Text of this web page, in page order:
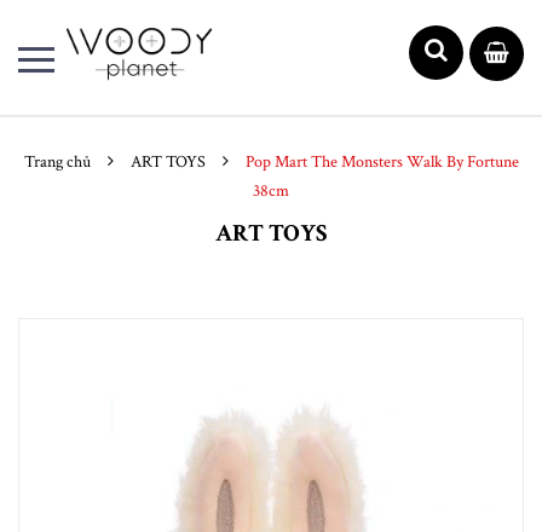
Trang chủ ART TOYS
Pop Mart The Monsters Walk By Fortune
38cm
ART TOYS